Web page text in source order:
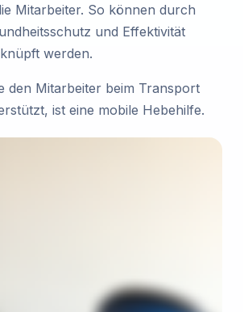
Mitarbeiter. So können durch
und Effektivität
werden.
den Mitarbeiter beim Transport
ist eine mobile Hebehilfe.